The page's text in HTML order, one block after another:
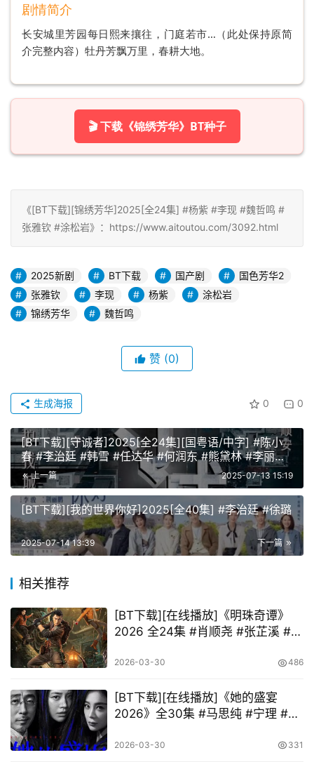
剧情简介
长安城里芳园每日熙来攘往，门庭若市…（此处保持原简
介完整内容）牡丹芳飘万里，春耕大地。
🎬 下载《锦绣芳华》BT种子
《[BT下载][锦绣芳华]2025[全24集] #杨紫 #李现 #魏哲鸣 #
张雅钦 #涂松岩》：https://www.aitoutou.com/3092.html
2025新剧 BT下载 国产剧
国色芳华2
张雅钦
李现 杨紫
涂松岩
锦绣芳华
魏哲鸣
赞 (0)
0 0
生成海报
[BT下载][守诚者]2025[全24集][国粤语/中字] #陈小
春 #李治廷 #韩雪 #任达华 #何润东 #熊黛林 #李丽珍
#张国强 #伍咏薇 #陈惠敏 #汤镇业 #李子雄
上一篇 2025-07-13 15:19
[BT下载][我的世界你好]2025[全40集] #李治廷 #徐璐
下一篇
2025-07-14 13:39
相关推荐
[BT下载][在线播放]《明珠奇谭》
2026 全24集 #肖顺尧 #张芷溪 #李
2026-03-30 486
[BT下载][在线播放]《她的盛宴
2026》全30集 #马思纯 #宁理 #袁
伊 #张志忠 #涂凌 #任正斌 #焦钰 #
2026-03-30 331